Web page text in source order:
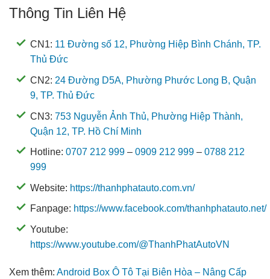
Thông Tin Liên Hệ
CN1: 11 Đường số 12, Phường Hiệp Bình Chánh, TP.
Thủ Đức
CN2: 24 Đường D5A, Phường Phước Long B, Quận
9, TP. Thủ Đức
CN3: 753 Nguyễn Ảnh Thủ, Phường Hiệp Thành,
Quận 12, TP. Hồ Chí Minh
Hotline: 0707 212 999 – 0909 212 999 – 0788 212
999
Website: https://thanhphatauto.com.vn/
Fanpage: https://www.facebook.com/thanhphatauto.net/
Youtube:
https://www.youtube.com/@ThanhPhatAutoVN
Xem thêm: Android Box Ô Tô Tại Biên Hòa – Nâng Cấp